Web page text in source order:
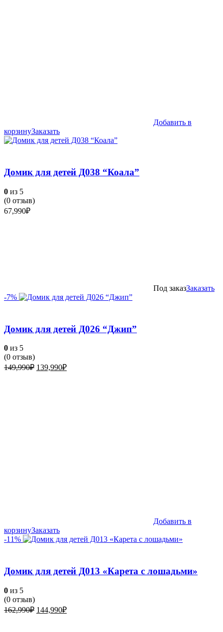
Добавить в
корзинуЗаказать
Домик для детей Д038 “Коала”
0 из 5
(0 отзыв)
67,990₽
Под заказЗаказать
-7%
Домик для детей Д026 “Джип”
0 из 5
(0 отзыв)
149,990₽ Первоначальная
139,990₽Текущая
Добавить в
корзинуЗаказать
-11%
Домик для детей Д013 «Карета с лошадьми»
0 из 5
(0 отзыв)
162,990₽ Первоначальная
144,990₽Текущая